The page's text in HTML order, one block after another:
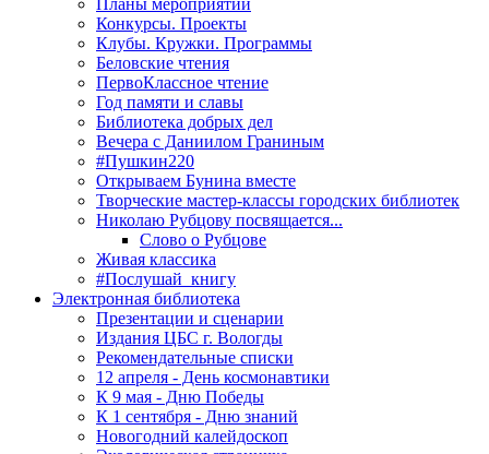
Конкурсы. Проекты
Клубы. Кружки. Программы
Беловские чтения
ПервоКлассное чтение
Год памяти и славы
Библиотека добрых дел
Вечера с Даниилом Граниным
#Пушкин220
Открываем Бунина вместе
Творческие мастер-классы городских библиотек
Николаю Рубцову посвящается...
Слово о Рубцове
Живая классика
#Послушай_книгу
Электронная библиотека
Презентации и сценарии
Издания ЦБС г. Вологды
Рекомендательные списки
12 апреля - День космонавтики
К 9 мая - Дню Победы
К 1 сентября - Дню знаний
Новогодний калейдоскоп